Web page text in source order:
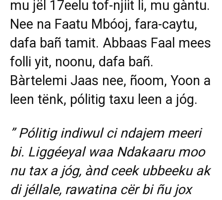
mu jël 17eelu tof-njiit li, mu gàntu.
Nee na Faatu Mbóoj, fara-caytu,
dafa bañ tamit. Abbaas Faal mees
folli yit, noonu, dafa bañ.
Bàrtelemi Jaas nee, ñoom, Yoon a
leen tënk, pólitig taxu leen a jóg.
” Pólitig indiwul ci ndajem meeri
bi. Liggéeyal waa Ndakaaru moo
nu tax a jóg, ànd ceek ubbeeku ak
di jéllale, rawatina cër bi ñu jox